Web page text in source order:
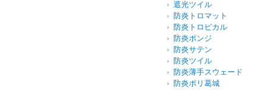
遮光ツイル
防炎トロマット
防炎トロピカル
防炎ポンジ
防炎サテン
防炎ツイル
防炎薄手スウェード
防炎ポリ葛城